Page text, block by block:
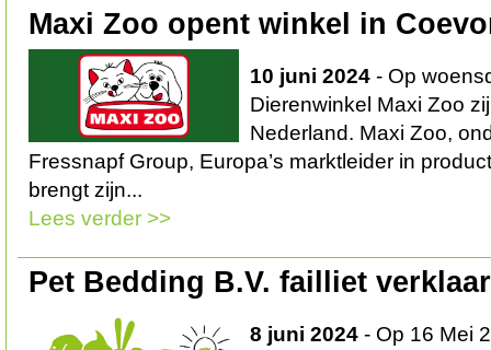
Maxi Zoo opent winkel in
10 juni 2024 - Op
Dierenwinkel Maxi Zoo
Nederland. Maxi Zoo,
Fressnapf Group, Europa’s marktleider in
brengt zijn...
Lees verder >>
Pet Bedding B.V. failliet
8 juni 2024 - Op 16 Mei